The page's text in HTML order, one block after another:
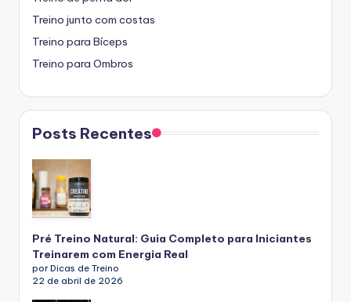
Treino junto com costas
Treino para Bíceps
Treino para Ombros
Posts Recentes
Pré Treino Natural: Guia Completo para Iniciantes
Treinarem com Energia Real
por Dicas de Treino
22 de abril de 2026